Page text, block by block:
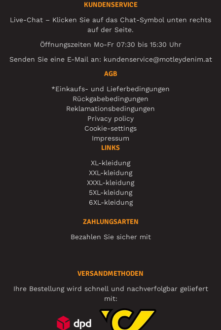
KUNDENSERVICE
Live-Chat – Klicken Sie auf das Chat-Symbol unten rechts
auf der Seite.
Öffnungszeiten Mo-Fr 07:30 bis 15:30 Uhr
Senden Sie eine E-Mail an: kundenservice@motleydenim.at
AGB
*Einkaufs- und Lieferbedingungen
Rückgabebedingungen
Reklamationsbedingungen
Privacy policy
Cookie-settings
Impressum
LINKS
XL-kleidung
XXL-kleidung
XXXL-kleidung
5XL-kleidung
6XL-kleidung
ZAHLUNGSARTEN
Bezahlen Sie sicher mit
VERSANDMETHODEN
Ihre Bestellung wird schnell und nachverfolgbar geliefert
mit: